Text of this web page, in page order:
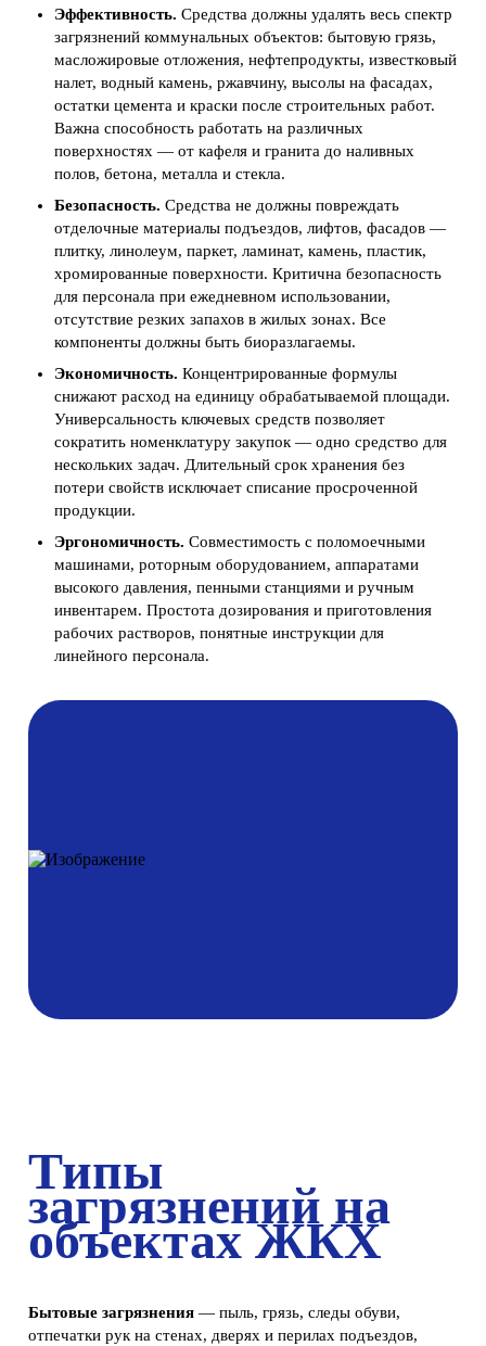
Эффективность. Средства должны удалять весь спектр
загрязнений коммунальных объектов: бытовую грязь,
масложировые отложения, нефтепродукты, известковый
налет, водный камень, ржавчину, высолы на фасадах,
остатки цемента и краски после строительных работ.
Важна способность работать на различных
поверхностях — от кафеля и гранита до наливных
полов, бетона, металла и стекла.
Безопасность. Средства не должны повреждать
отделочные материалы подъездов, лифтов, фасадов —
плитку, линолеум, паркет, ламинат, камень, пластик,
хромированные поверхности. Критична безопасность
для персонала при ежедневном использовании,
отсутствие резких запахов в жилых зонах. Все
компоненты должны быть биоразлагаемы.
Экономичность. Концентрированные формулы
снижают расход на единицу обрабатываемой площади.
Универсальность ключевых средств позволяет
сократить номенклатуру закупок — одно средство для
нескольких задач. Длительный срок хранения без
потери свойств исключает списание просроченной
продукции.
Эргономичность. Совместимость с поломоечными
машинами, роторным оборудованием, аппаратами
высокого давления, пенными станциями и ручным
инвентарем. Простота дозирования и приготовления
рабочих растворов, понятные инструкции для
линейного персонала.
Типы
загрязнений на
объектах ЖКХ
Бытовые загрязнения — пыль, грязь, следы обуви,
отпечатки рук на стенах, дверях и перилах подъездов,